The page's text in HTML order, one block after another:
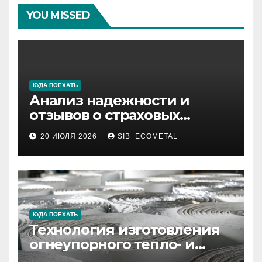
YOU MISSED
КУДА ПОЕХАТЬ
Анализ надежности и
отзывов о страховых
компаниях по итогам 2026
года
20 ИЮЛЯ 2026 SIB_ECOMETAL
КУДА ПОЕХАТЬ
Технология изготовления
огнеупорного тепло- и